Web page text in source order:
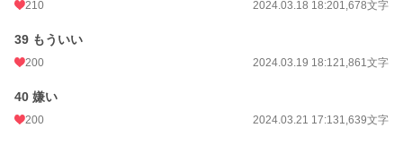
210 2024.03.18 18:201,678文字
39 もういい
200 2024.03.19 18:121,861文字
40 嫌い
200 2024.03.21 17:131,639文字